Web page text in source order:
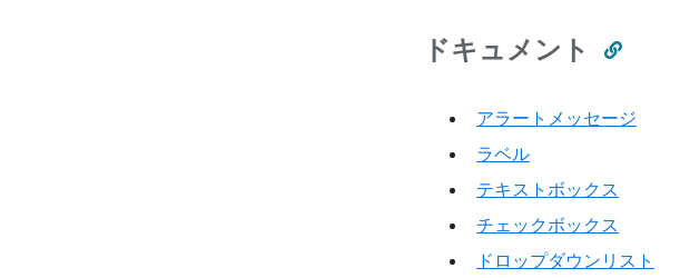
ドキュメント
アラートメッセージ
ラベル
テキストボックス
チェックボックス
ドロップダウンリスト